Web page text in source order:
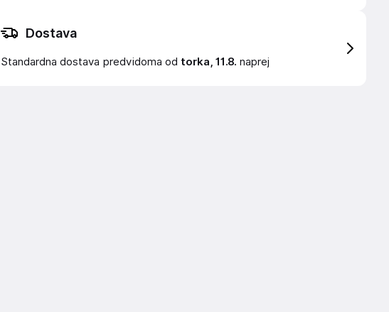
Dostava
Standardna dostava predvidoma od torka, 11.8. naprej